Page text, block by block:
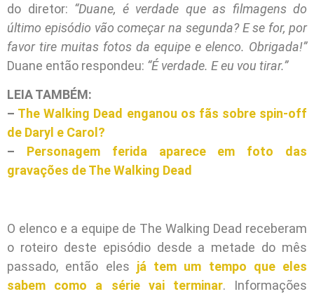
do diretor: “Duane, é verdade que as filmagens do
último episódio vão começar na segunda? E se for, por
favor tire muitas fotos da equipe e elenco. Obrigada!”
Duane então respondeu: “É verdade. E eu vou tirar.”
LEIA TAMBÉM:
– The Walking Dead enganou os fãs sobre spin-off
de Daryl e Carol?
– Personagem ferida aparece em foto das
gravações de The Walking Dead
O elenco e a equipe de The Walking Dead receberam
o roteiro deste episódio desde a metade do mês
passado, então eles já tem um tempo que eles
sabem como a série vai terminar. Informações